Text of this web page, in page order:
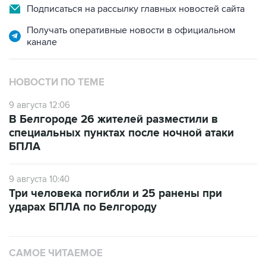
Подписаться на рассылку главных новостей сайта
Получать оперативные новости в официальном
канале
НОВОСТИ ПО ТЕМЕ
9 августа 12:06
В Белгороде 26 жителей разместили в
специальных пунктах после ночной атаки
БПЛА
9 августа 10:40
Три человека погибли и 25 ранены при
ударах БПЛА по Белгороду
САМОЕ ЧИТАЕМОЕ